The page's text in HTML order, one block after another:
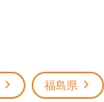
福島県